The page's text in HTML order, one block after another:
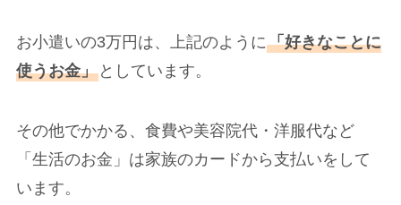
お小遣いの3万円は、上記のように「好きなことに
使うお金」としています。
その他でかかる、食費や美容院代・洋服代など
「生活のお金」は家族のカードから支払いをして
います。